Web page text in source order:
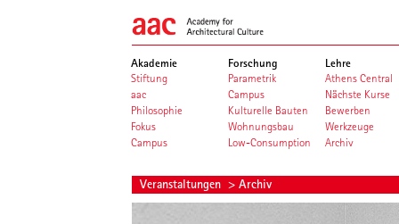
Akademie
Stiftung
aac
Philosophie
Fokus
Campus
Forschung
Parametrik
Campus
Kulturelle Bauten
Wohnungsbau
Low-Consumption
Lehre
Athens Central
Nächste Kurse
Bewerben
Werkzeuge
Archiv
Veranstaltungen > Archiv